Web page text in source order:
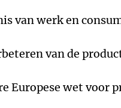
van werk en
van de
Europese wet voor